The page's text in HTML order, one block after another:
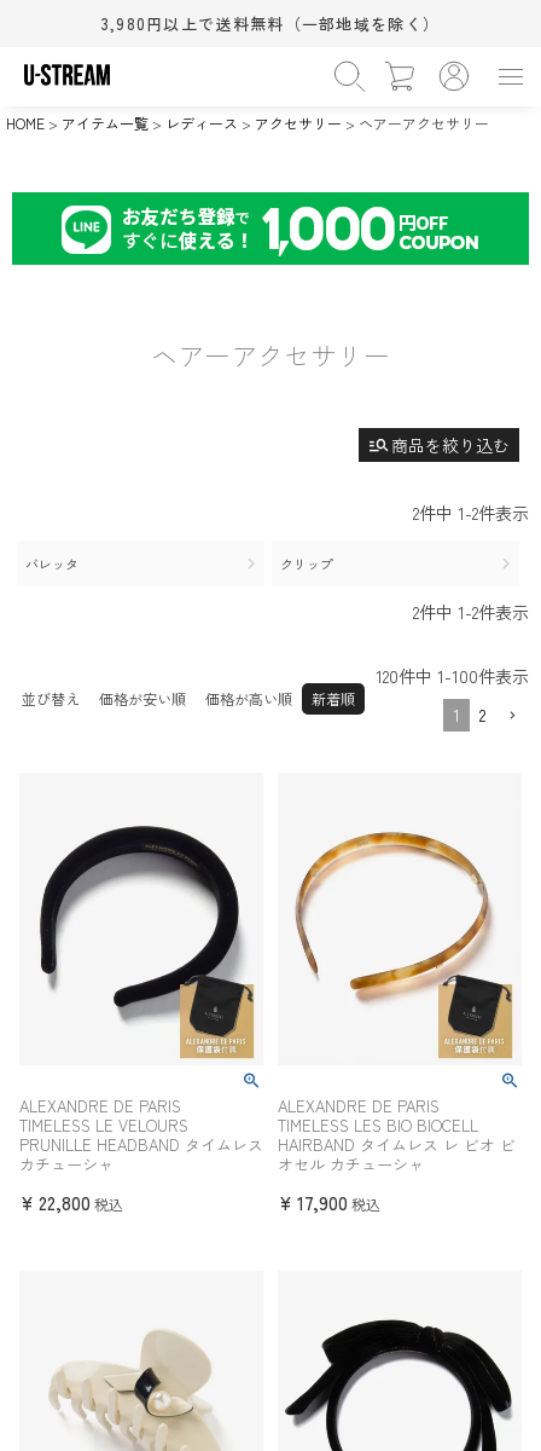
3,980円以上で送料無料（一部地域を除く）
HOME アイテム一覧 レディース アクセサリー ヘアーアクセサリー
ヘアーアクセサリー
manage_search商品を絞り込む
› カテゴリー
›
在庫なし商品
XS(相当) S(相当) M(相当)
L(相当) XL(相当) ワンサイズ
シューズサイズ(cm)
11.5cm
12.0cm
12.5cm
17.0cm
18.5cm
19.0cm
24.5cm
26.0cm
29.5cm
ベージュ系
ピンク系
シルバー系
2件中 1-2件表示
バレッタ クリップ
2件中 1-2件表示
並び替え 価格が安い順 価格が高い順 新着順
120件中 1-100件表示
1
2
ALEXANDRE DE PARIS
TIMELESS LE VELOURS
PRUNILLE HEADBAND タイムレス
カチューシャ
¥ 22,800 税込
ALEXANDRE DE PARIS
TIMELESS LES BIO BIOCELL
HAIRBAND タイムレス レ ビオ ビ
オセル カチューシャ
¥ 17,900 税込